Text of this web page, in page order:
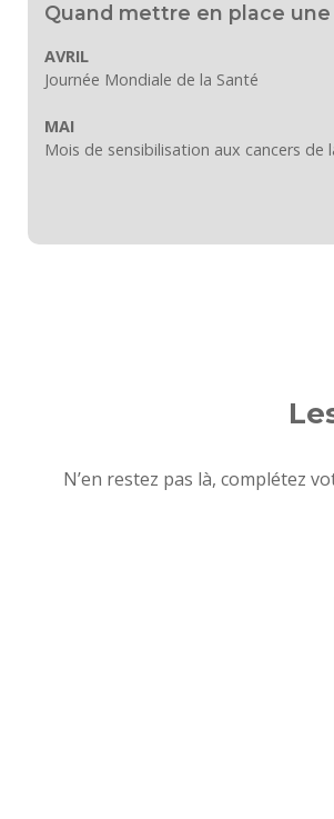
Quand mettre en place
AVRIL
Journée Mondiale de la Santé
MAI
Mois de sensibilisation aux cancers de
N’en restez pas là, complétez